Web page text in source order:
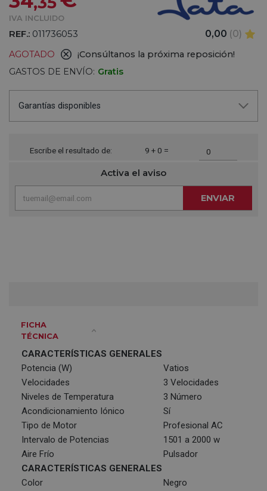
IVA INCLUIDO
REF.: 011736053 0,00 (0)
AGOTADO
¡Consúltanos la próxima reposición!
GASTOS DE ENVÍO: Gratis
Garantías disponibles
Escribe el resultado de: 9 + 0 =
Activa el aviso
ENVIAR
FICHA
TÉCNICA
CARACTERÍSTICAS GENERALES
Potencia (W)
Vatios
Velocidades
3 Velocidades
Niveles de Temperatura
3 Número
Acondicionamiento Iónico
Sí
Tipo de Motor
Profesional AC
Intervalo de Potencias
1501 a 2000 w
Aire Frío
Pulsador
CARACTERÍSTICAS GENERALES
Color
Negro